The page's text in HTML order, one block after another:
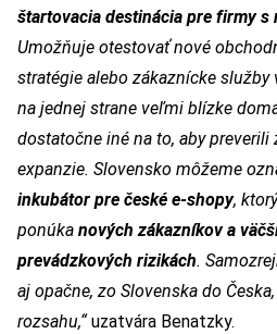
štartovacia destinácia pre firmy s
Umožňuje otestovať nové
stratégie alebo zákaznícke
na jednej strane veľmi blízke
dostatočne iné na to, aby
expanzie. Slovensko môžeme
inkubátor pre české e-shopy,
ponúka nových zákazníkov a
prevádzkových rizikách.
aj opačne, zo Slovenska do
rozsahu,“uzatvára Benatzky.